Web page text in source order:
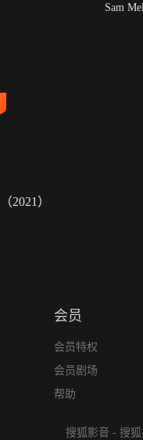
Sam
2021）
会员
会员特权
会员剧场
帮助
搜狐影音 - 搜